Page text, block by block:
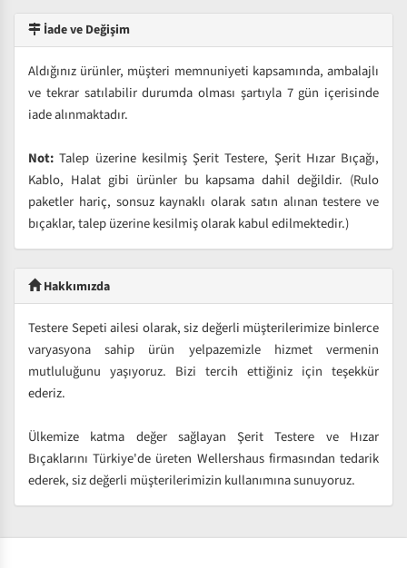
İade ve Değişim
Aldığınız ürünler, müşteri memnuniyeti kapsamında, ambalajlı
ve tekrar satılabilir durumda olması şartıyla 7 gün içerisinde
iade alınmaktadır.
Not: Talep üzerine kesilmiş Şerit Testere, Şerit Hızar Bıçağı,
Kablo, Halat gibi ürünler bu kapsama dahil değildir. (Rulo
paketler hariç, sonsuz kaynaklı olarak satın alınan testere ve
bıçaklar, talep üzerine kesilmiş olarak kabul edilmektedir.)
Hakkımızda
Testere Sepeti ailesi olarak, siz değerli müşterilerimize binlerce
varyasyona sahip ürün yelpazemizle hizmet vermenin
mutluluğunu yaşıyoruz. Bizi tercih ettiğiniz için teşekkür
ederiz.
Ülkemize katma değer sağlayan Şerit Testere ve Hızar
Bıçaklarını Türkiye'de üreten Wellershaus firmasından tedarik
ederek, siz değerli müşterilerimizin kullanımına sunuyoruz.